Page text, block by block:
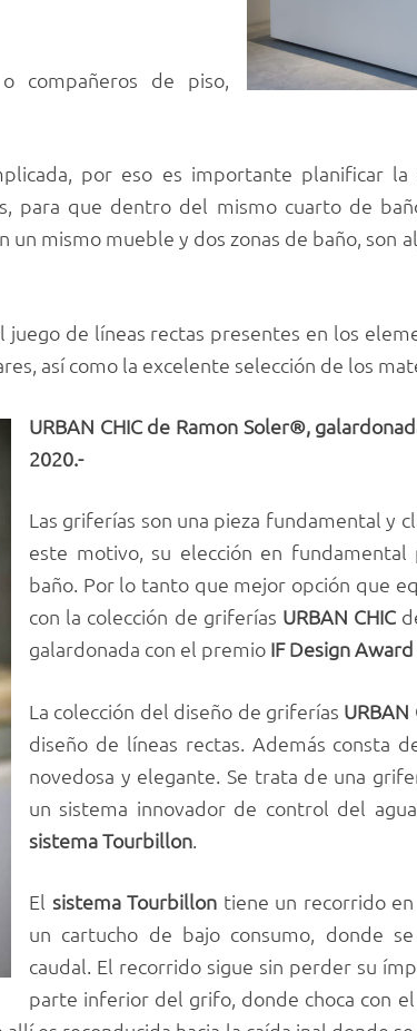
compañeros de piso,
por eso es importante planificar
para que dentro del mismo cuarto de
un mismo mueble y dos zonas de baño, son
de líneas rectas presentes en los
así como la excelente selección de los
URBAN CHIC de Ramon Soler®,
2020.-
Las griferías son una pieza fundamental y
este motivo, su elección en
baño. Por lo tanto que mejor opción que
con la colección de griferías URBAN CHIC
galardonada con el premio IF Design
La colección del diseño de griferías URBAN
diseño de líneas rectas. Además consta
novedosa y elegante. Se trata de una
un sistema innovador de control del
sistema Tourbillon.
El sistema Tourbillon tiene un recorrido
un cartucho de bajo consumo, donde
caudal. El recorrido sigue sin perder su
parte inferior del grifo, donde choca con